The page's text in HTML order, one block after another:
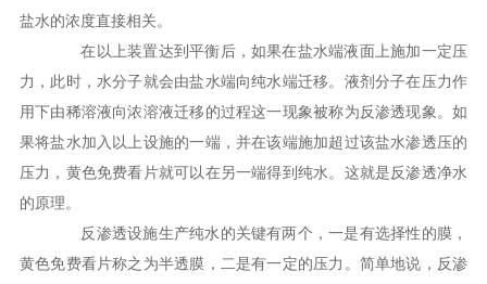
盐水的浓度直接相关。
在以上装置达到平衡后，如果在盐水端液面上施加一定压
力，此时，水分子就会由盐水端向纯水端迁移。液剂分子在压力作
用下由稀溶液向浓溶液迁移的过程这一现象被称为反渗透现象。如
果将盐水加入以上设施的一端，并在该端施加超过该盐水渗透压的
压力，黄色免费看片就可以在另一端得到纯水。这就是反渗透净水
的原理。
反渗透设施生产纯水的关键有两个，一是有选择性的膜，
黄色免费看片称之为半透膜，二是有一定的压力。简单地说，反渗